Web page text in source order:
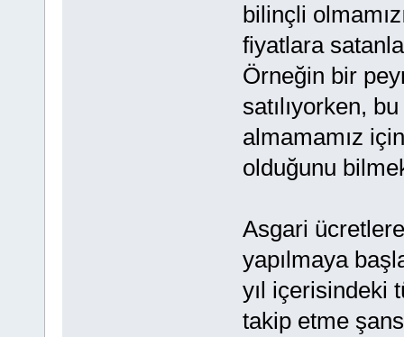
bilinçli
fiyatlara
Örneğin bir
satılıyorken,
almamamız
olduğunu
Asgari
yapılmaya
yıl içerisindeki
takip etme